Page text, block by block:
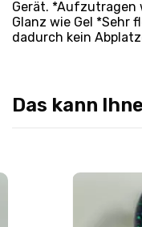
Gerät. *Aufzutragen
Glanz wie Gel *Sehr
dadurch kein
Das kann